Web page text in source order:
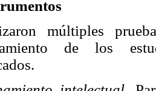
múltiples
de los